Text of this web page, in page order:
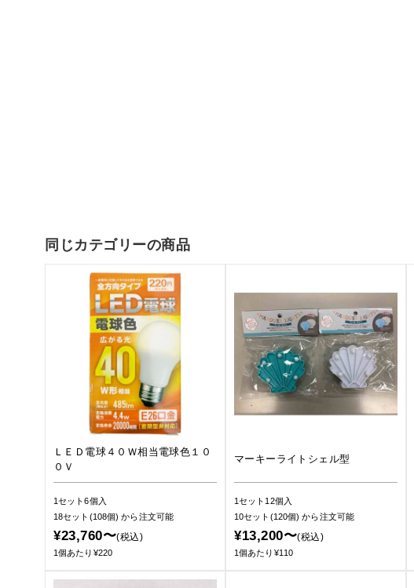
同じカテゴリーの商品
ＬＥＤ電球４０Ｗ相当電球色１０
０Ｖ
1セット6個入
18セット(108個)から注文可能
¥23,760〜(税込)
1個あたり¥220
マーキーライトシェル型
1セット12個入
10セット(120個)から注文可能
¥13,200〜(税込)
1個あたり¥110